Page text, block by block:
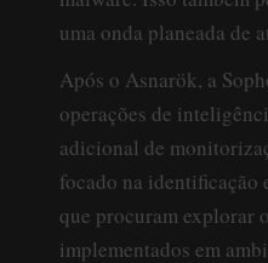
uma onda planeada de
Após o Asnarök, a
operações de
adicional de
focado na identificação
que procuram explorar
implementados em